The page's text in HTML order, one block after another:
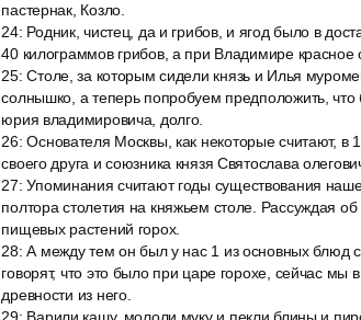
пастернак, Козло.
24: Родник, чистец, да и грибов, и ягод было в
40 килограммов грибов, а при Владимире
25:Столе, за которым сидели князь и Илья
солнышко, а теперь попробуем предположить,
юрия владимировича, долго.
26:Основателя Москвы, как некоторые считают, в
своего друга и союзника князя Святослава
27:Упоминания считают годы существования
полтора столетия на княжьем столе. Рассуждая
пищевых растений горох.
28:А между тем он был у нас 1 из основных блюд
говорят, что это было при царе горохе, сейчас мы
древности из него.